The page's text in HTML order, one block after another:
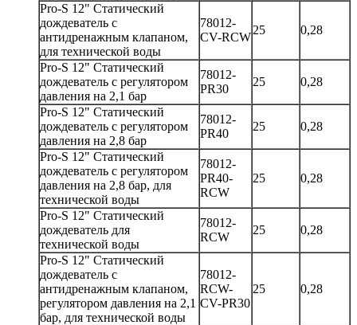
Pro-S 12" Статический
дождеватель с
антидренажным клапаном,
для технической воды
78012-
CV-RCW
25 0,28
Pro-S 12" Статический
дождеватель с регулятором
давления на 2,1 бар
78012-
PR30
25 0,28
Pro-S 12" Статический
дождеватель с регулятором
давления на 2,8 бар
78012-
PR40
25 0,28
Pro-S 12" Статический
дождеватель с регулятором
давления на 2,8 бар, для
технической воды
78012-
PR40-
RCW
25 0,28
Pro-S 12" Статический
дождеватель для
технической воды
78012-
RCW
25 0,28
Pro-S 12" Статический
дождеватель с
антидренажным клапаном,
регулятором давления на 2,1
бар, для технической воды
78012-
RCW-
CV-PR30
25 0,28